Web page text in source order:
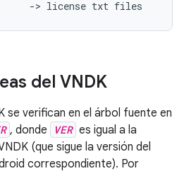
del VNDK
se verifican en el árbol fuente en
, donde VER es igual a la
(que sigue la versión del
correspondiente). Por